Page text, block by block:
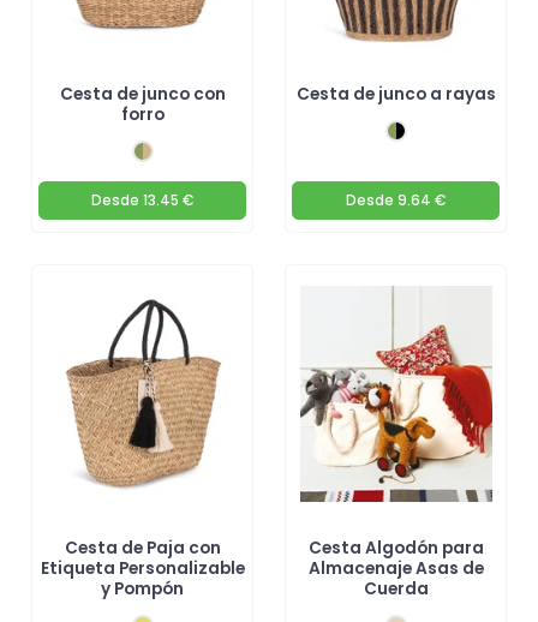
Cesta de junco con
forro
Desde 13.45 €
Cesta de junco a rayas
Desde 9.64 €
Cesta de Paja con
Etiqueta Personalizable
y Pompón
Cesta Algodón para
Almacenaje Asas de
Cuerda